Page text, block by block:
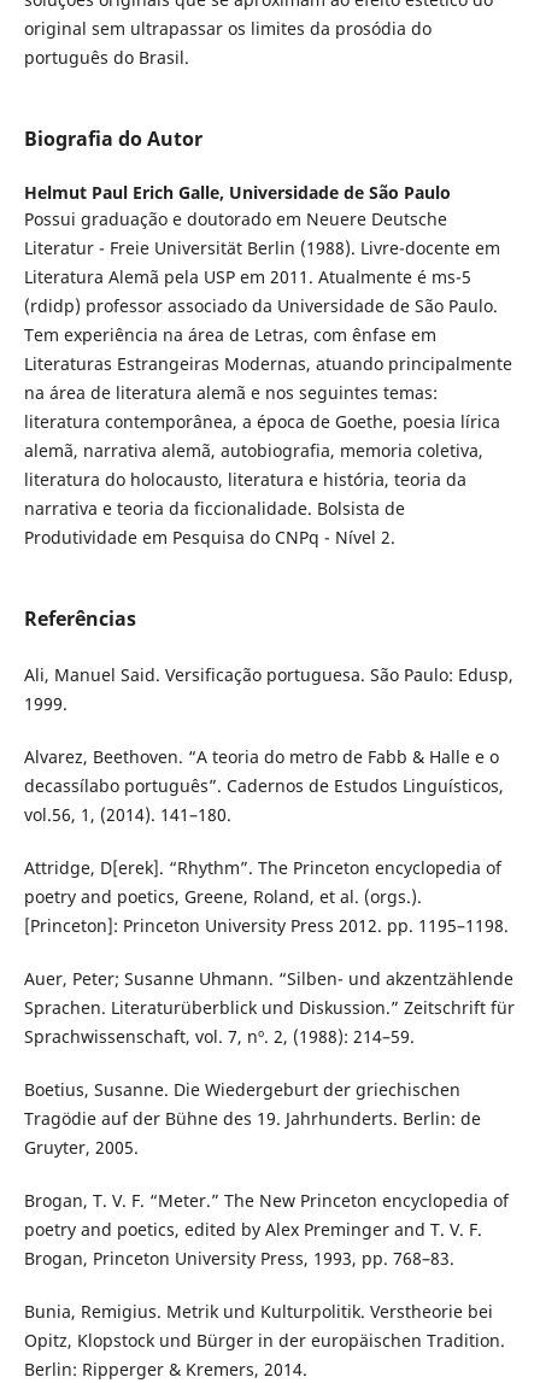
original sem ultrapassar os limites da prosódia do
português do Brasil.
Biografia do Autor
Helmut Paul Erich Galle, Universidade de São Paulo
Possui graduação e doutorado em Neuere Deutsche
Literatur - Freie Universität Berlin (1988). Livre-docente em
Literatura Alemã pela USP em 2011. Atualmente é ms-5
(rdidp) professor associado da Universidade de São Paulo.
Tem experiência na área de Letras, com ênfase em
Literaturas Estrangeiras Modernas, atuando principalmente
na área de literatura alemã e nos seguintes temas:
literatura contemporânea, a época de Goethe, poesia lírica
alemã, narrativa alemã, autobiografia, memoria coletiva,
literatura do holocausto, literatura e história, teoria da
narrativa e teoria da ficcionalidade. Bolsista de
Produtividade em Pesquisa do CNPq - Nível 2.
Referências
Ali, Manuel Said. Versificação portuguesa. São Paulo: Edusp,
1999.
Alvarez, Beethoven. “A teoria do metro de Fabb & Halle e o
decassílabo português”. Cadernos de Estudos Linguísticos,
vol.56, 1, (2014). 141–180.
Attridge, D[erek]. “Rhythm”. The Princeton encyclopedia of
poetry and poetics, Greene, Roland, et al. (orgs.).
[Princeton]: Princeton University Press 2012. pp. 1195–1198.
Auer, Peter; Susanne Uhmann. “Silben- und akzentzählende
Sprachen. Literaturüberblick und Diskussion.” Zeitschrift für
Sprachwissenschaft, vol. 7, nº. 2, (1988): 214–59.
Boetius, Susanne. Die Wiedergeburt der griechischen
Tragödie auf der Bühne des 19. Jahrhunderts. Berlin: de
Gruyter, 2005.
Brogan, T. V. F. “Meter.” The New Princeton encyclopedia of
poetry and poetics, edited by Alex Preminger and T. V. F.
Brogan, Princeton University Press, 1993, pp. 768–83.
Bunia, Remigius. Metrik und Kulturpolitik. Verstheorie bei
Opitz, Klopstock und Bürger in der europäischen Tradition.
Berlin: Ripperger & Kremers, 2014.